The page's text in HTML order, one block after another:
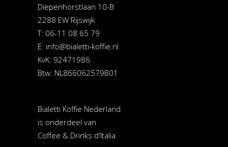
Diepenhorstlaan 10-B
2288 EW Rijswijk
T: 06-11 08 65 79
E: info@bialetti-koffie.nl
KvK: 92471986
Btw: NL866062579B01
Bialetti Koffie Nederland
is onderdeel van
Coffee & Drinks d'Italia